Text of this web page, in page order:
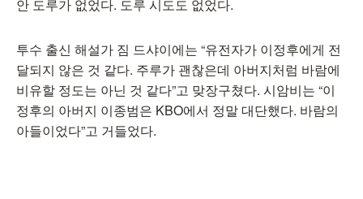
안 도루가 없었다. 도루 시도도 없었다.
투수 출신 해설가 짐 드샤이에는 “유전자가 이정후에게 전
달되지 않은 것 같다. 주루가 괜찮은데 아버지처럼 바람에
비유할 정도는 아닌 것 같다”고 맞장구쳤다. 시암비는 “이
정후의 아버지 이종범은 KBO에서 정말 대단했다. 바람의
아들이었다”고 거들었다.